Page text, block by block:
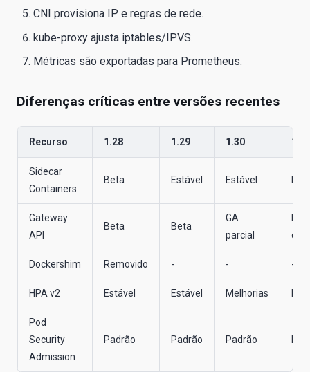
CNI provisiona IP e regras de rede.
kube-proxy ajusta iptables/IPVS.
Métricas são exportadas para Prometheus.
Diferenças críticas entre versões recentes
Recurso 1.28 1.29 1.30 1.31
Sidecar
Containers
Beta Estável Estável
Gateway
API
Beta Beta
GA
parcial
Dockershim Removido - - -
HPA v2 Estável Estável Melhorias
Pod
Security
Admission
Padrão Padrão Padrão